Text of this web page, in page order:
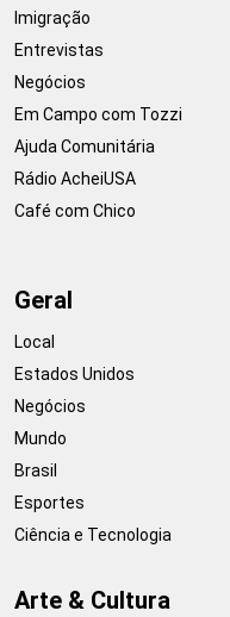
Imigração
Entrevistas
Negócios
Em Campo com Tozzi
Ajuda Comunitária
Rádio AcheiUSA
Café com Chico
Geral
Local
Estados Unidos
Negócios
Mundo
Brasil
Esportes
Ciência e Tecnologia
Arte & Cultura